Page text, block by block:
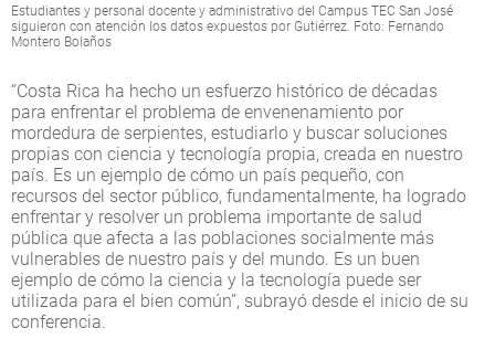
Estudiantes y personal docente y administrativo del Campus TEC San José
siguieron con atención los datos expuestos por Gutiérrez. Foto: Fernando
Montero Bolaños
“Costa Rica ha hecho un esfuerzo histórico de décadas
para enfrentar el problema de envenenamiento por
mordedura de serpientes, estudiarlo y buscar soluciones
propias con ciencia y tecnología propia, creada en nuestro
país. Es un ejemplo de cómo un país pequeño, con
recursos del sector público, fundamentalmente, ha logrado
enfrentar y resolver un problema importante de salud
pública que afecta a las poblaciones socialmente más
vulnerables de nuestro país y del mundo. Es un buen
ejemplo de cómo la ciencia y la tecnología puede ser
utilizada para el bien común”, subrayó desde el inicio de su
conferencia.